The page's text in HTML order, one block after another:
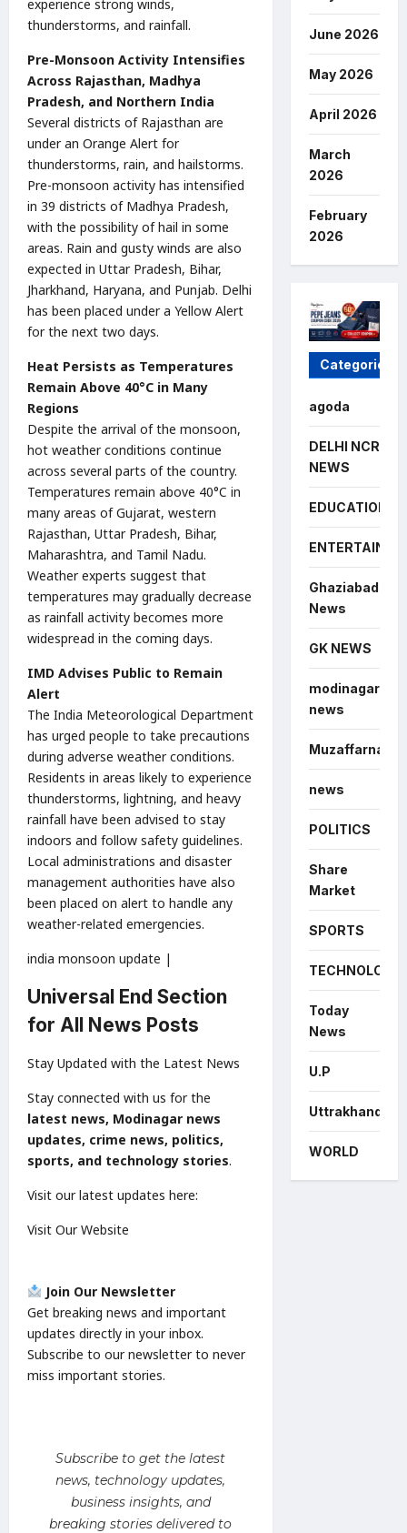
experience strong winds,
thunderstorms, and rainfall.
Pre-Monsoon Activity Intensifies
Across Rajasthan, Madhya
Pradesh, and Northern India
Several districts of Rajasthan are
under an Orange Alert for
thunderstorms, rain, and hailstorms.
Pre-monsoon activity has intensified
in 39 districts of Madhya Pradesh,
with the possibility of hail in some
areas. Rain and gusty winds are also
expected in Uttar Pradesh, Bihar,
Jharkhand, Haryana, and Punjab. Delhi
has been placed under a Yellow Alert
for the next two days.
Heat Persists as Temperatures
Remain Above 40°C in Many
Regions
Despite the arrival of the monsoon,
hot weather conditions continue
across several parts of the country.
Temperatures remain above 40°C in
many areas of Gujarat, western
Rajasthan, Uttar Pradesh, Bihar,
Maharashtra, and Tamil Nadu.
Weather experts suggest that
temperatures may gradually decrease
as rainfall activity becomes more
widespread in the coming days.
IMD Advises Public to Remain
Alert
The India Meteorological Department
has urged people to take precautions
during adverse weather conditions.
Residents in areas likely to experience
thunderstorms, lightning, and heavy
rainfall have been advised to stay
indoors and follow safety guidelines.
Local administrations and disaster
management authorities have also
been placed on alert to handle any
weather-related emergencies.
india monsoon update |
Universal End Section
for All News Posts
Stay Updated with the Latest News
Stay connected with us for the
latest news, Modinagar news
updates, crime news, politics,
sports, and technology stories.
Visit our latest updates here:
Visit Our Website
Join Our Newsletter
Get breaking news and important
updates directly in your inbox.
Subscribe to our newsletter to never
miss important stories.
Subscribe to get the latest
news, technology updates,
business insights, and
breaking stories delivered to
June 2026
May 2026
April 2026
March
2026
February
2026
Categories
agoda
DELHI NCR
NEWS
EDUCATION
Ghaziabad
News
GK NEWS
modinagar
news
Muzaffarnagar
news
POLITICS
Share
Market
SPORTS
TECHNOLOGY
Today
News
U.P
Uttrakhand
WORLD